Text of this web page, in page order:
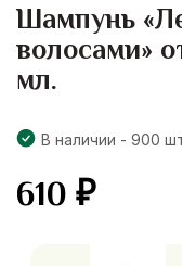
Шампунь
волосами»
мл.
В наличии - 900
610₽